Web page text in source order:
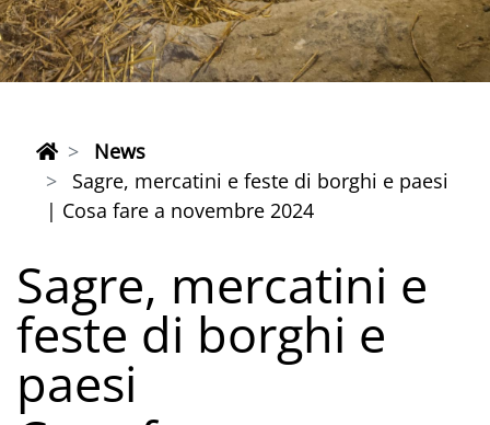
News
Sagre, mercatini e feste di borghi e paesi
| Cosa fare a novembre 2024
Sagre, mercatini e
feste di borghi e
paesi